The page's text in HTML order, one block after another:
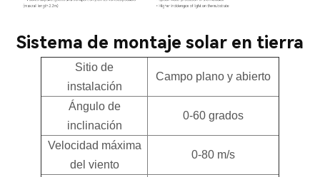
Sistema de montaje solar en tierra
Sitio de
instalación
Campo plano y abierto
Ángulo de
inclinación
0-60 grados
Velocidad máxima
del viento
0-80 m/s